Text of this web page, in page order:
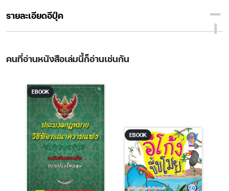
รายละเอียดอีบุ๊ค
คนที่อ่านหนังสือเล่มนี้ก็อ่านเช่นกัน
EBOOK
EBOOK